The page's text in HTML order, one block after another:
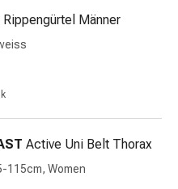
Rippengürtel Männer
Active Uni Belt Thorax
115cm, Women